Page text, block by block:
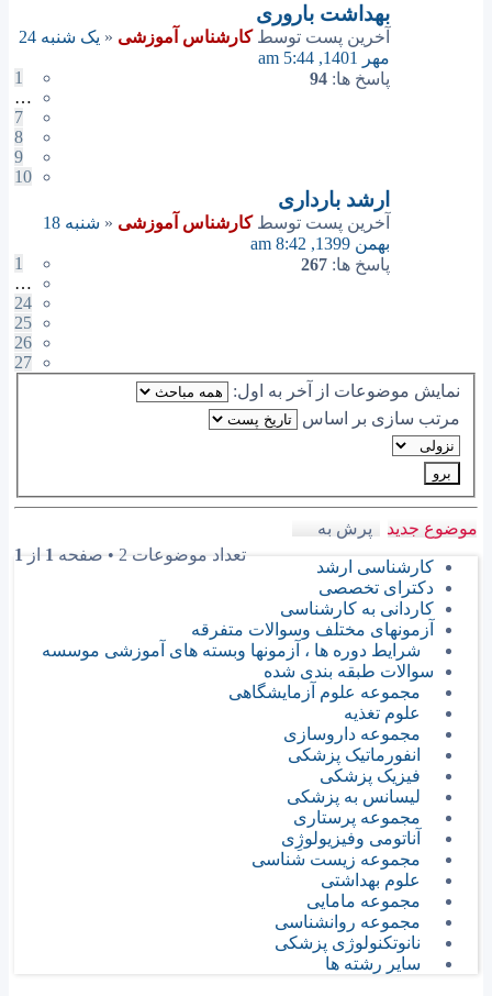
بهداشت باروری
آخرین پست توسطکارشناس آموزشی «
یک شنبه 24
مهر 1401, 5:44 am
پاسخ ها: 94
1
…
7
8
9
10
ارشد بارداری
آخرین پست توسطکارشناس آموزشی «
شنبه 18
بهمن 1399, 8:42 am
پاسخ ها: 267
1
…
24
25
26
27
نمایش موضوعات از آخر به اول:
مرتب سازی بر اساس
موضوع جدید
تعداد موضوعات 2 • صفحه
1 از 1
پرش به
کارشناسی ارشد
دکترای تخصصی
کاردانی به کارشناسی
آزمونهای مختلف وسوالات متفرقه
شرایط دوره ها ، آزمونها وبسته های آموزشی موسسه
سوالات طبقه بندی شده
مجموعه علوم آزمایشگاهی
علوم تغذیه
مجموعه داروسازی
انفورماتیک پزشکی
فیزیک پزشکی
لیسانس به پزشکی
مجموعه پرستاری
آناتومی وفیزیولوژِی
مجموعه زیست شناسی
علوم بهداشتی
مجموعه مامایی
مجموعه روانشناسی
نانوتکنولوژی پزشکی
سایر رشته ها